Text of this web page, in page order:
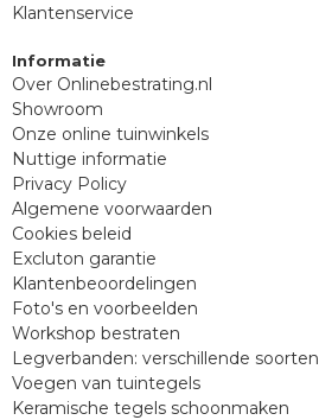
Klantenservice
Informatie
Over Onlinebestrating.nl
Showroom
Onze online tuinwinkels
Nuttige informatie
Privacy Policy
Algemene voorwaarden
Cookies beleid
Excluton garantie
Klantenbeoordelingen
Foto's en voorbeelden
Workshop bestraten
Legverbanden: verschillende soorten
Voegen van tuintegels
Keramische tegels schoonmaken